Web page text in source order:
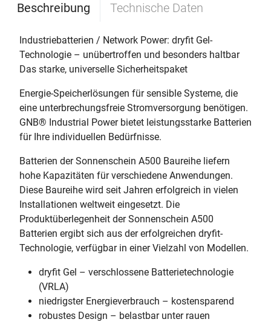
Beschreibung Technische Daten
Industriebatterien / Network Power: dryfit Gel-
Technologie – unübertroffen und besonders haltbar
Das starke, universelle Sicherheitspaket
Energie-Speicherlösungen für sensible Systeme, die
eine unterbrechungsfreie Stromversorgung benötigen.
GNB® Industrial Power bietet leistungsstarke Batterien
für Ihre individuellen Bedürfnisse.
Batterien der Sonnenschein A500 Baureihe liefern
hohe Kapazitäten für verschiedene Anwendungen.
Diese Baureihe wird seit Jahren erfolgreich in vielen
Installationen weltweit eingesetzt. Die
Produktüberlegenheit der Sonnenschein A500
Batterien ergibt sich aus der erfolgreichen dryfit-
Technologie, verfügbar in einer Vielzahl von Modellen.
dryfit Gel – verschlossene Batterietechnologie
(VRLA)
niedrigster Energieverbrauch – kostensparend
robustes Design – belastbar unter rauen